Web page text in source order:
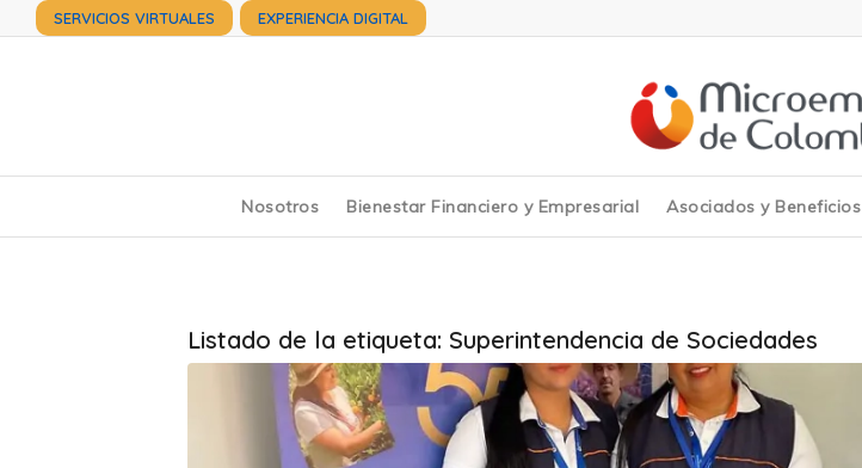
SERVICIOS VIRTUALES EXPERIENCIA DIGITAL
Nosotros Bienestar Financiero y Empresarial Asociados y Beneficios
Listado de la etiqueta: Superintendencia de Sociedades